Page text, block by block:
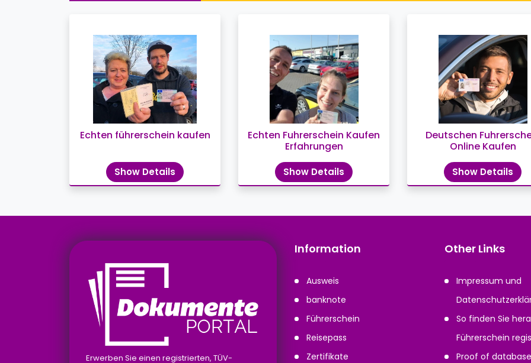
Echten führerschein kaufen
Show Details
Echten Fuhrerschein Kaufen
Erfahrungen
Show Details
Deutschen
Online Kaufen
Show Details
Erwerben Sie einen registrierten, TÜV-
Information
Ausweis
banknote
Führerschein
Reisepass
Zertifikate
Other Links
Impressum und
So finden Sie
Führerschein
Proof of